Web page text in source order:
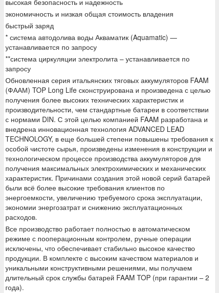
высокая безопасность и надежность
экономичность и низкая общая стоимость владения
быстрый заряд
* система автодолива воды Акваматик (Aquamatic) —
устанавливается по запросу
**система циркуляции электролита – устанавливается по
запросу
Обновленная серия итальянских тяговых аккумуляторов FAAM
(ФААМ) TOP Long Life сконструирована и произведена с целью
получения более высоких технических характеристик и
производительности, чем стандартные батареи в соответствии
с нормами DIN. С этой целью компанией FAAM разработана и
внедрена инновационная технология ADVANCED LEAD
TECHNOLOGY, в еще большей степени повышены требования к
особой чистоте сырья, произведены изменения в конструкции и
технологическом процессе производства аккумуляторов для
получения максимальных электрохимических и механических
характеристик. Причинами создания этой новой серий батарей
были всё более высокие требования клиентов по
энергоемкости, увеличению требуемого срока эксплуатации,
экономии энергозатрат и снижению эксплуатационных
расходов.
Все производство работает полностью в автоматическом
режиме с пооперационным контролем, ручные операции
исключены, что обеспечивает стабильно высокое качество
продукции. В комплекте с высоким качеством материалов и
уникальными конструктивными решениями, мы получаем
длительный срок службы батарей FAAM TOP (при гарантии – 2
года).